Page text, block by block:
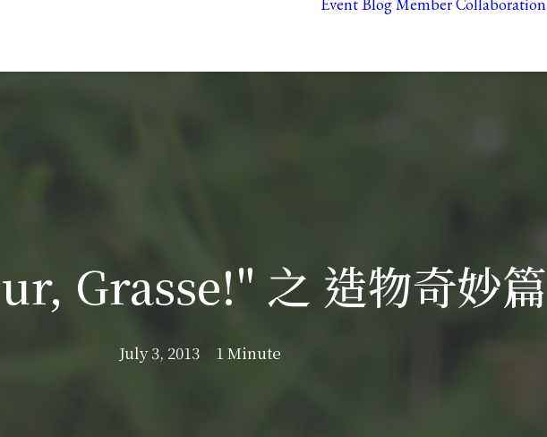
Event Blog Member Collaboration
Grasse!" 之 造物奇妙篇
July 3, 2013 1 Minute